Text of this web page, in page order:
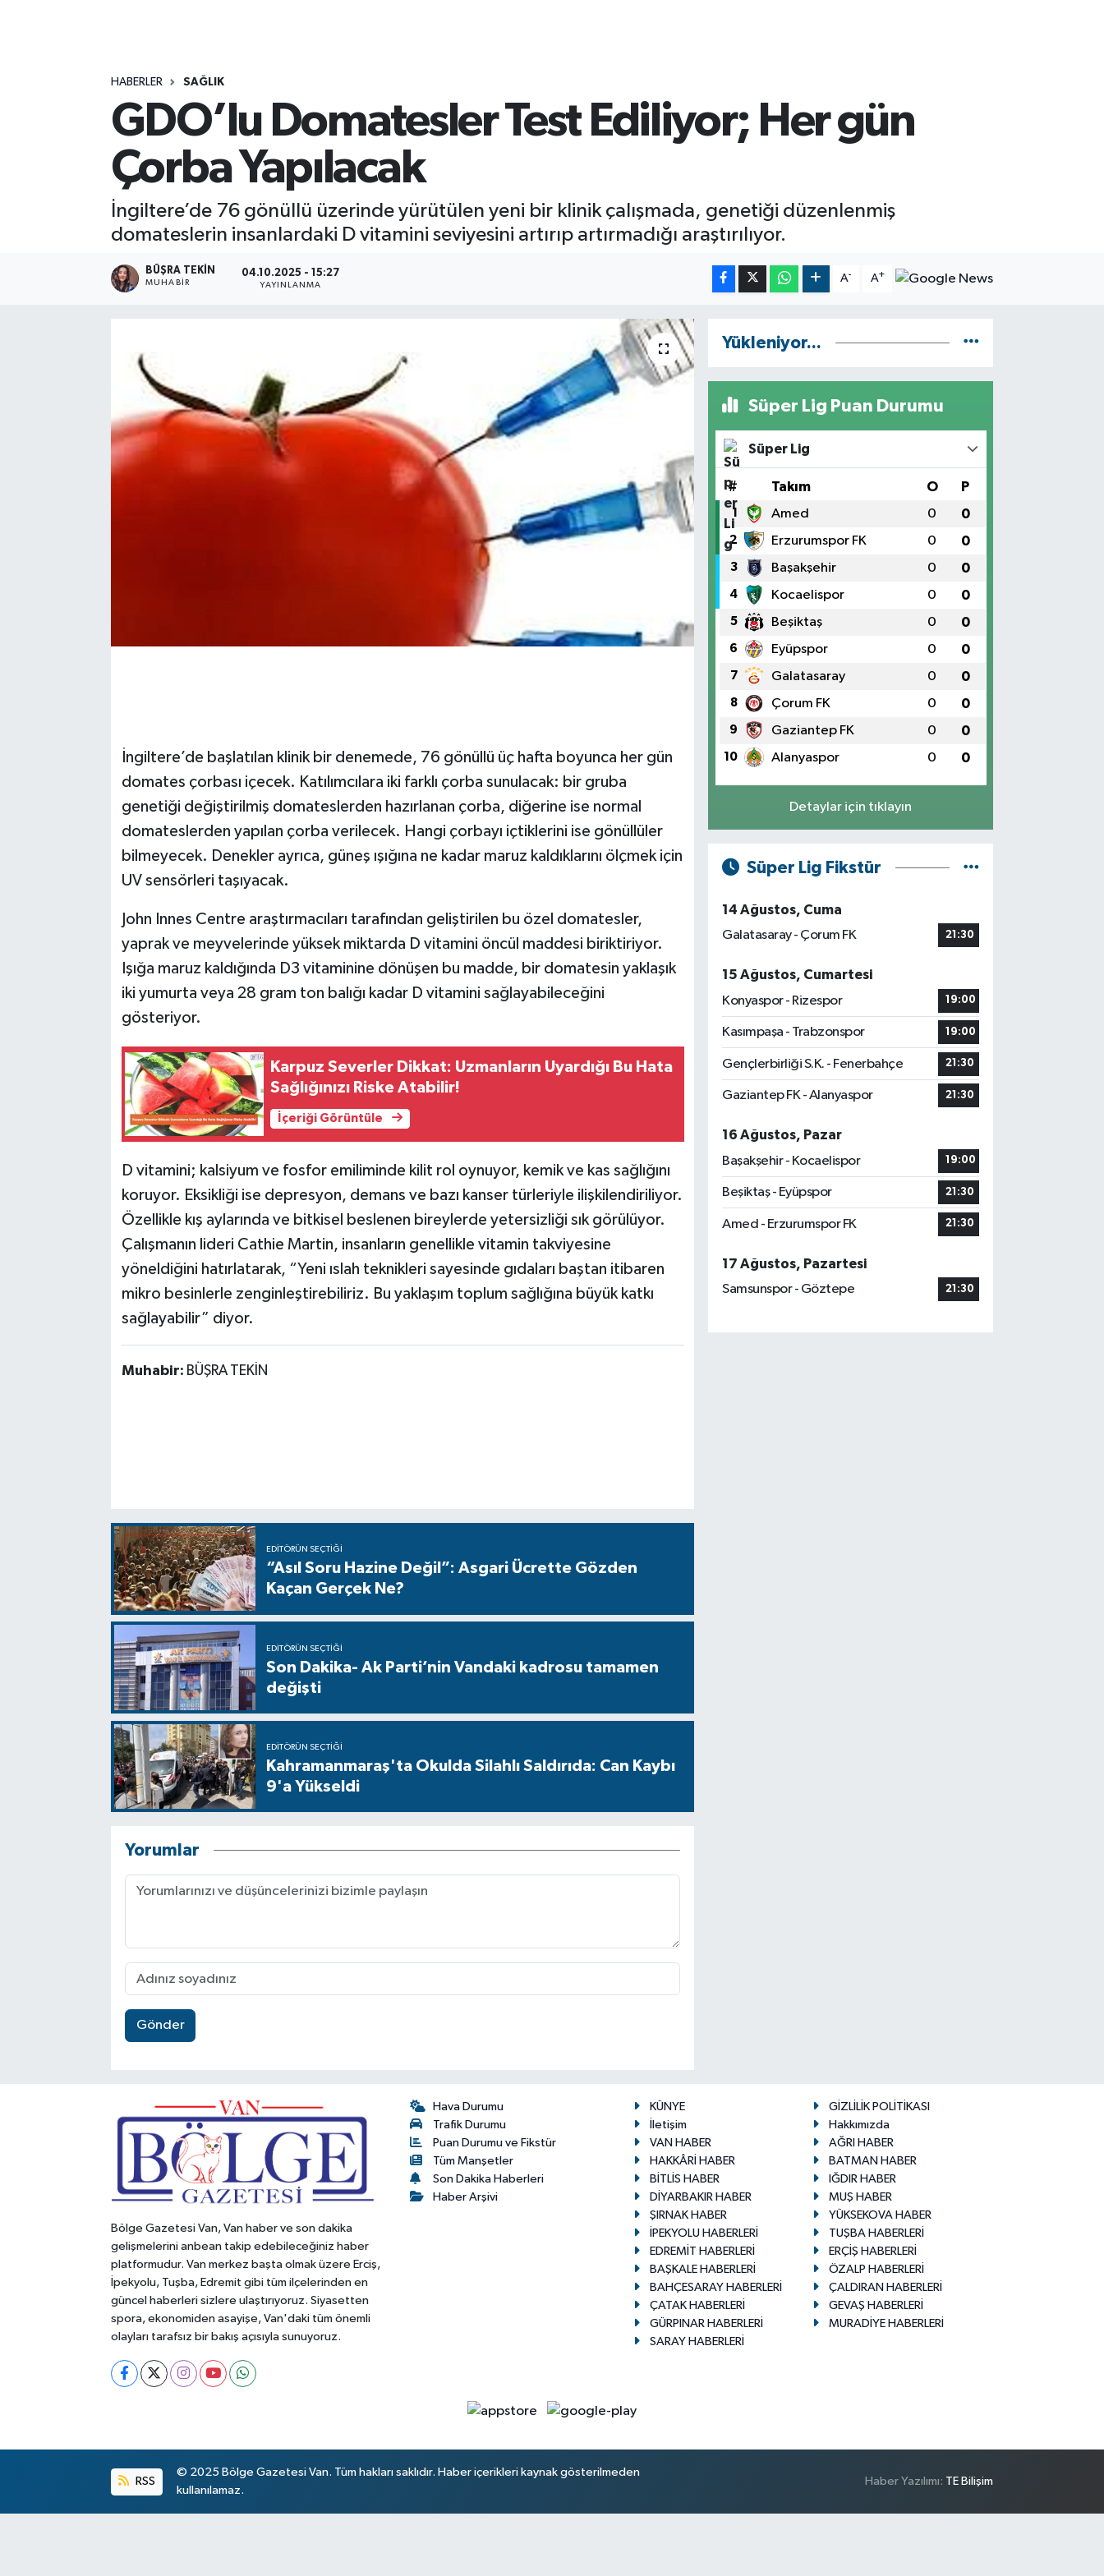
HABERLER SAĞLIK
GDO’lu Domatesler Test Ediliyor; Her gün
Çorba Yapılacak
İngiltere’de 76 gönüllü üzerinde yürütülen yeni bir klinik çalışmada, genetiği düzenlenmiş
domateslerin insanlardaki D vitamini seviyesini artırıp artırmadığı araştırılıyor.
BÜŞRA TEKIN
MUHABİR
04.10.2025 - 15:27
YAYINLANMA
A- A+
İngiltere’de başlatılan klinik bir denemede, 76 gönüllü üç hafta boyunca her gün
domates çorbası içecek. Katılımcılara iki farklı çorba sunulacak: bir gruba
genetiği değiştirilmiş domateslerden hazırlanan çorba, diğerine ise normal
domateslerden yapılan çorba verilecek. Hangi çorbayı içtiklerini ise gönüllüler
bilmeyecek. Denekler ayrıca, güneş ışığına ne kadar maruz kaldıklarını ölçmek için
UV sensörleri taşıyacak.
John Innes Centre araştırmacıları tarafından geliştirilen bu özel domatesler,
yaprak ve meyvelerinde yüksek miktarda D vitamini öncül maddesi biriktiriyor.
Işığa maruz kaldığında D3 vitaminine dönüşen bu madde, bir domatesin yaklaşık
iki yumurta veya 28 gram ton balığı kadar D vitamini sağlayabileceğini
gösteriyor.
Karpuz Severler Dikkat: Uzmanların Uyardığı Bu Hata
Sağlığınızı Riske Atabilir!
İçeriği Görüntüle
D vitamini; kalsiyum ve fosfor emiliminde kilit rol oynuyor, kemik ve kas sağlığını
koruyor. Eksikliği ise depresyon, demans ve bazı kanser türleriyle ilişkilendiriliyor.
Özellikle kış aylarında ve bitkisel beslenen bireylerde yetersizliği sık görülüyor.
Çalışmanın lideri Cathie Martin, insanların genellikle vitamin takviyesine
yöneldiğini hatırlatarak, “Yeni ıslah teknikleri sayesinde gıdaları baştan itibaren
mikro besinlerle zenginleştirebiliriz. Bu yaklaşım toplum sağlığına büyük katkı
sağlayabilir” diyor.
Muhabir: BÜŞRA TEKİN
EDITÖRÜN SEÇTIĞI
“Asıl Soru Hazine Değil”: Asgari Ücrette Gözden
Kaçan Gerçek Ne?
EDITÖRÜN SEÇTIĞI
Son Dakika- Ak Parti’nin Vandaki kadrosu tamamen
değişti
EDITÖRÜN SEÇTIĞI
Kahramanmaraş'ta Okulda Silahlı Saldırıda: Can Kaybı
9'a Yükseldi
Yorumlar
Gönder
Yükleniyor...
Süper Lig Puan Durumu
Süper Lig
# Takım O P
1 Amed 0 0
2 Erzurumspor FK 0 0
3 Başakşehir 0 0
4 Kocaelispor 0 0
5 Beşiktaş 0 0
6 Eyüpspor 0 0
7 Galatasaray 0 0
8 Çorum FK 0 0
9 Gaziantep FK 0 0
10 Alanyaspor 0 0
Detaylar için tıklayın
Süper Lig Fikstür
14 Ağustos, Cuma
Galatasaray - Çorum FK
21:30
15 Ağustos, Cumartesi
Konyaspor - Rizespor
19:00
Kasımpaşa - Trabzonspor 19:00
Gençlerbirliği S.K. - Fenerbahçe 21:30
Gaziantep FK - Alanyaspor 21:30
16 Ağustos, Pazar
Başakşehir - Kocaelispor
19:00
Beşiktaş - Eyüpspor 21:30
Amed - Erzurumspor FK 21:30
17 Ağustos, Pazartesi
Samsunspor - Göztepe
21:30
Bölge Gazetesi Van, Van haber ve son dakika
gelişmelerini anbean takip edebileceğiniz haber
platformudur. Van merkez başta olmak üzere Erciş,
İpekyolu, Tuşba, Edremit gibi tüm ilçelerinden en
güncel haberleri sizlere ulaştırıyoruz. Siyasetten
spora, ekonomiden asayişe, Van'daki tüm önemli
olayları tarafsız bir bakış açısıyla sunuyoruz.
Hava Durumu
Trafik Durumu
Puan Durumu ve Fikstür
Tüm Manşetler
Son Dakika Haberleri
Haber Arşivi
KÜNYE
GİZLİLİK POLİTİKASI
İletişim
Hakkımızda
VAN HABER
AĞRI HABER
HAKKÂRİ HABER
BATMAN HABER
BİTLİS HABER
IĞDIR HABER
DİYARBAKIR HABER
MUŞ HABER
ŞIRNAK HABER
YÜKSEKOVA HABER
İPEKYOLU HABERLERİ
TUŞBA HABERLERİ
EDREMİT HABERLERİ
ERÇİŞ HABERLERİ
BAŞKALE HABERLERİ
ÖZALP HABERLERİ
BAHÇESARAY HABERLERİ
ÇALDIRAN HABERLERİ
ÇATAK HABERLERİ
GEVAŞ HABERLERİ
GÜRPINAR HABERLERİ
MURADİYE HABERLERİ
SARAY HABERLERİ
RSS
© 2025 Bölge Gazetesi Van. Tüm hakları saklıdır. Haber içerikleri kaynak gösterilmeden
kullanılamaz.
Haber Yazılımı: TE Bilişim